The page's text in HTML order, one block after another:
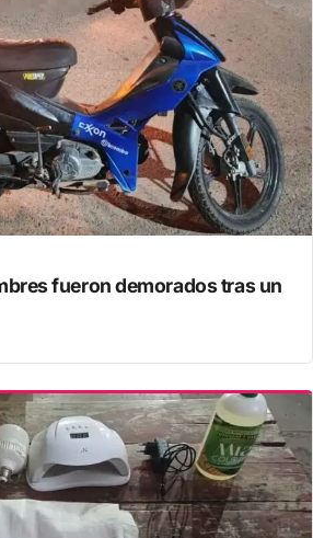
fueron demorados tras un